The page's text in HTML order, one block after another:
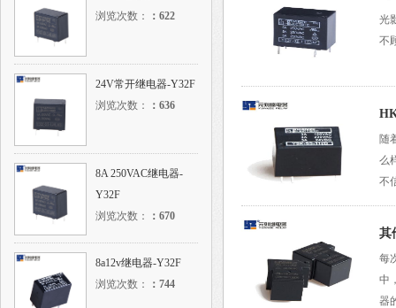
浏览次数：
： 622
24V常开继电器-Y32F
浏览次数：
： 636
8A 250VAC继电器-
Y32F
浏览次数：
： 670
8a12v继电器-Y32F
浏览次数：
： 744
光
不
随
么
不
其
每
中
器